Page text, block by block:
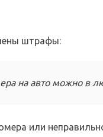
штрафы:
на авто можно в
или